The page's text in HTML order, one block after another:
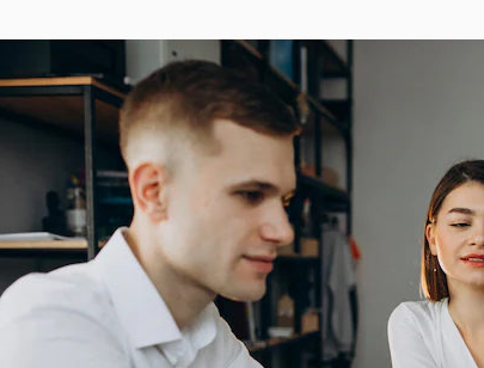
дизайн
Креативная платформа для создания
ваших лучших работ. Более 1 миллиона
подписчиков среди креаторов,
предприятий, агентств и студий.
Spaces
ИИ-
Генератор
Генератор